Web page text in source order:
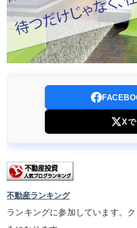
X
不動産ランキング
ランキングに参加しています。